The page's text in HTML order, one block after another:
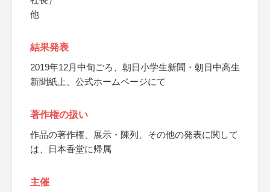
他
結果発表
2019年12月中旬ごろ、朝日小学生新聞・朝日中高生
新聞紙上、公式ホームページにて
著作権の扱い
作品の著作権、展示・陳列、その他の発表に関して
は、日本香堂に帰属
主催